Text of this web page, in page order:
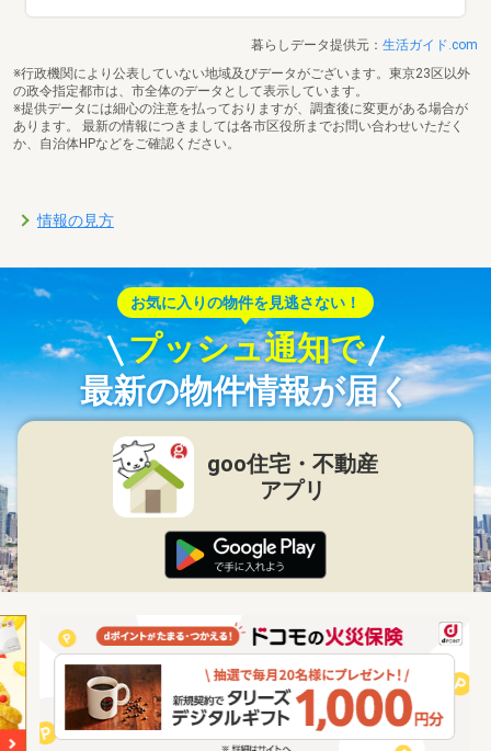
暮らしデータ提供元： 生活ガイド.com
※行政機関により公表していない地域及びデータがございます。東京23区以外
の政令指定都市は、市全体のデータとして表示しています。
※提供データには細心の注意を払っておりますが、調査後に変更がある場合が
あります。 最新の情報につきましては各市区役所までお問い合わせいただく
か、自治体HPなどをご確認ください。
情報の見方
お気に入りの物件を見逃さない！
プッシュ通知で
最新の物件情報が届く
goo住宅・不動産
アプリ